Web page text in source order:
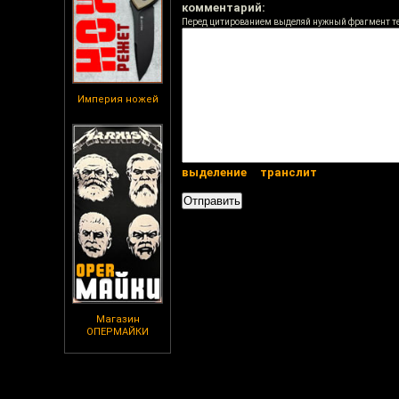
Империя ножей
Магазин
ОПЕРМАЙКИ
комментарий:
Перед цитированием выделяй нужный фрагмент
выделение транслит